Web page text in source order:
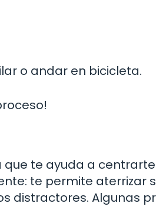
o andar en bicicleta.
que te ayuda a
te permite aterrizar
distractores. Algunas